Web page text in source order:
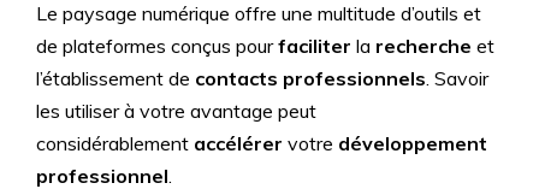
Le paysage numérique offre une multitude d’outils et
de plateformes conçus pourfaciliter la recherche et
l’établissement de contacts professionnels. Savoir
les utiliser à votre avantage peut
considérablement accélérer votre développement
professionnel.